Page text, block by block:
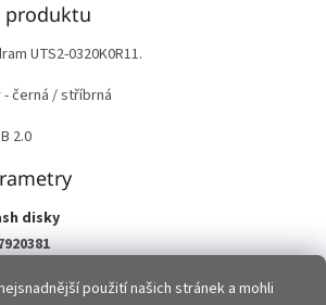
použití našich stránek a mohli
produktu
UTS2-0320K0R11.
černá / stříbrná
2.0
disky